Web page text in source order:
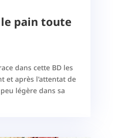
pain toute
dans cette BD les
et après l'attentat de
légère dans sa